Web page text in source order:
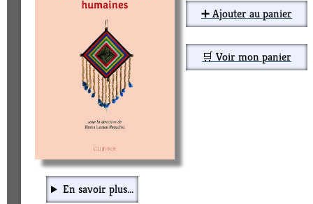
➕ Ajouter au panier
🛒 Voir mon panier
En savoir plus...